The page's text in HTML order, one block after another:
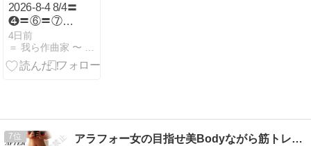
2026-8-4 8/4〓
❹〓︎⑥〓︎⑦〓︎
⑧〓︎⑨ 桑原洋
明「道行蝶吹
雪」ピアノパ
4日前
＝ 我ら作曲家 〜 こんな日常が紡ぐ 非日常の世界 ＝
7 アラフォー女の目指せ美Bodyながら筋トレで10kg減量へ